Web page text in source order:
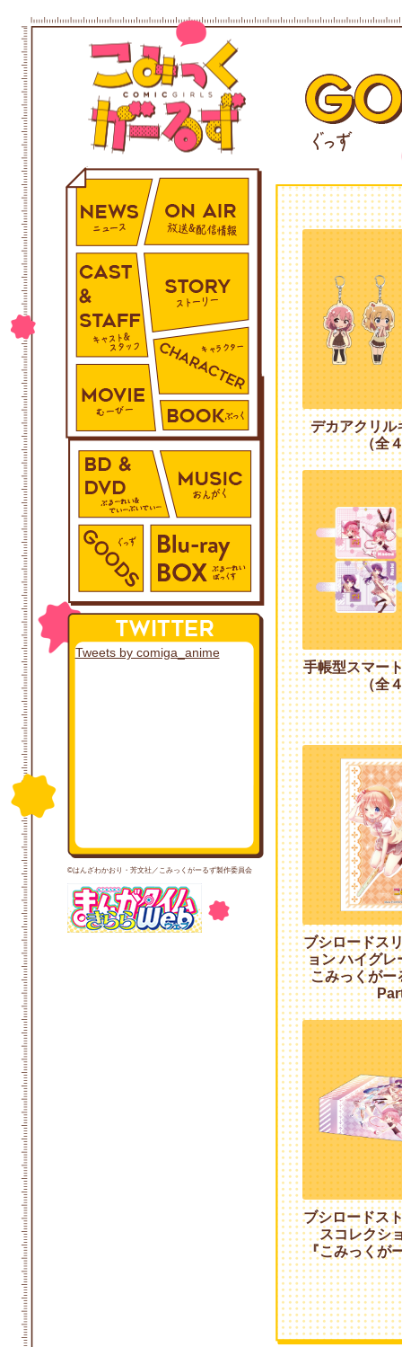
Tweets by comiga_anime
©はんざわかおり・芳文社／こみっくがーるず製作委員会
デカアクリル
（全
手帳型スマー
（全
ブシロードス
ョン ハイグ
こみっくがー
ブシロードス
スコレクシ
『こみっくが